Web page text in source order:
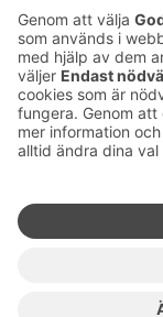
nyhetsbrev
Du får Sokos
förmåner och
post varje månad.
Sokos Hotels i
Sokos
Hotels på
Sokos
Hotels på
på